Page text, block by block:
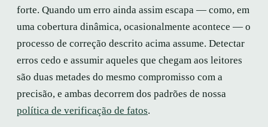
forte. Quando um erro ainda assim escapa — como, em
uma cobertura dinâmica, ocasionalmente acontece — o
processo de correção descrito acima assume. Detectar
erros cedo e assumir aqueles que chegam aos leitores
são duas metades do mesmo compromisso com a
precisão, e ambas decorrem dos padrões de nossa
política de verificação de fatos.